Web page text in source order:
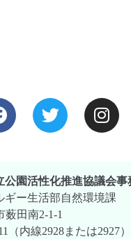
公園活性化推進協議会事
ギー生活部自然環境課
薮田南2-1-1
（内線2928または2927）